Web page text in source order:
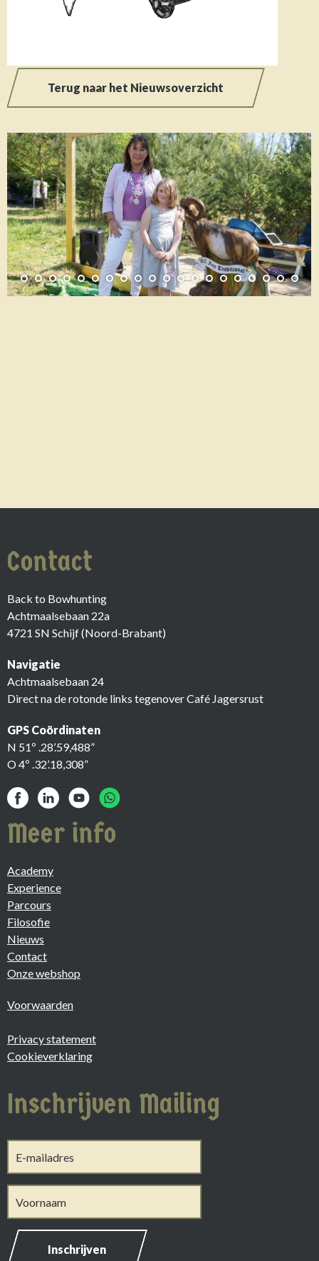
Terug naar het Nieuwsoverzicht
Contact
Back to Bowhunting
Achtmaalsebaan 22a
4721 SN Schijf (Noord-Brabant)
Navigatie
Achtmaalsebaan 24
Direct na de rotonde links tegenover Café Jagersrust
GPS Coördinaten
N 51º .28’.59,488”
O 4º .32’.18,308”
Meer info
Academy
Experience
Parcours
Filosofie
Nieuws
Contact
Onze webshop
Voorwaarden
Privacy statement
Cookieverklaring
Inschrijven Mailing
Inschrijven